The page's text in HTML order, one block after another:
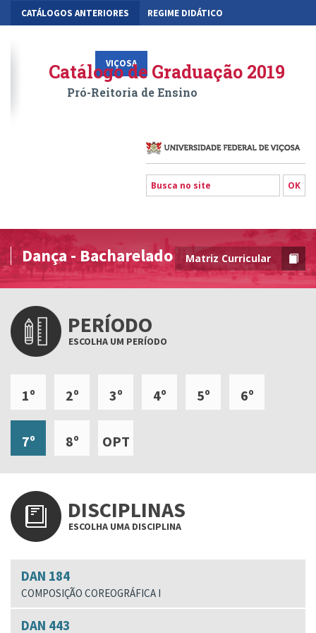
CATÁLOGOS ANTERIORES REGIME DIDÁTICO
VIÇOSA RIO PARANAÍBA FLORESTAL
Catálogo de Graduação 2019
Pró-Reitoria de Ensino
Dança - Bacharelado Matriz Curricular
PERÍODO
ESCOLHA UM PERÍODO
1º 2º 3º 4º 5º 6º
7º 8º OPT
DISCIPLINAS
ESCOLHA UMA DISCIPLINA
DAN 184
COMPOSIÇÃO COREOGRÁFICA I
DAN 443